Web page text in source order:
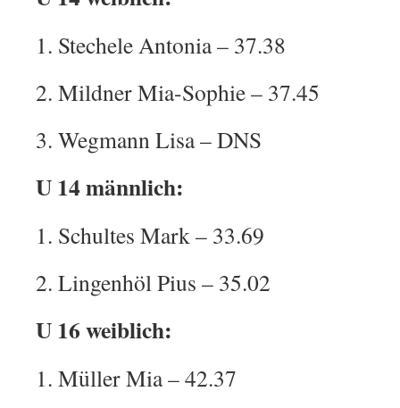
1. Stechele Antonia – 37.38
2. Mildner Mia-Sophie – 37.45
3. Wegmann Lisa – DNS
U 14 männlich:
1. Schultes Mark – 33.69
2. Lingenhöl Pius – 35.02
U 16 weiblich:
1. Müller Mia – 42.37